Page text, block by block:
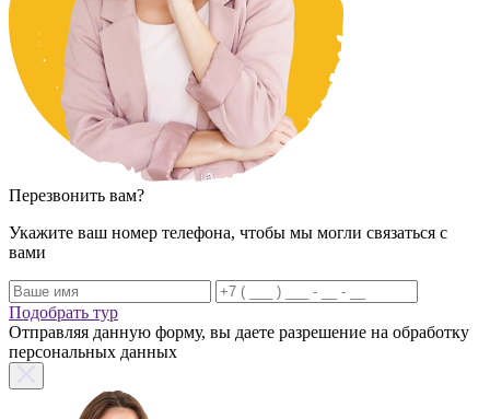
Перезвонить вам?
Укажите ваш номер телефона, чтобы мы могли связаться с
вами
Подобрать тур
Отправляя данную форму, вы даете разрешение на обработку
персональных данных